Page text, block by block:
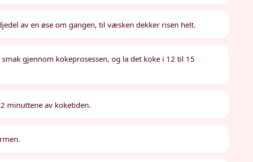
av en øse om gangen, til væsken dekker risen helt.
gjennom kokeprosessen, og la det koke i 12 til 15
minuttene av koketiden.